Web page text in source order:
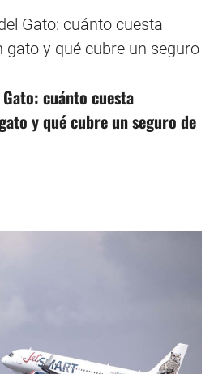
cuánto cuesta
y qué cubre un seguro de